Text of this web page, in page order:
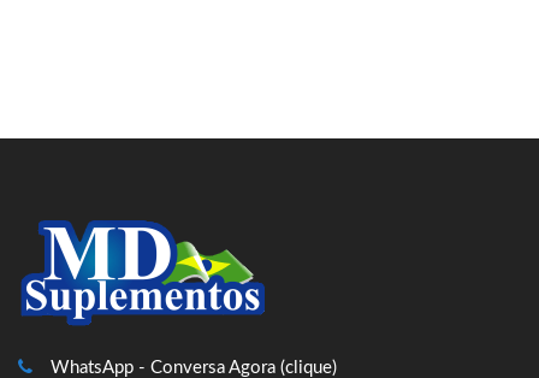
WhatsApp - Conversa Agora (clique)